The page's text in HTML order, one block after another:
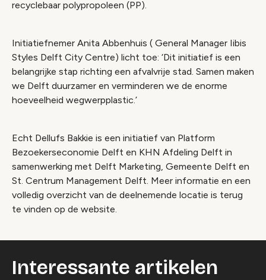
recyclebaar polypropoleen (PP).
Initiatiefnemer Anita Abbenhuis ( General Manager Iibis
Styles Delft City Centre) licht toe: ‘Dit initiatief is een
belangrijke stap richting een afvalvrije stad. Samen maken
we Delft duurzamer en verminderen we de enorme
hoeveelheid wegwerpplastic.’
Echt Dellufs Bakkie is een initiatief van Platform
Bezoekerseconomie Delft en KHN Afdeling Delft in
samenwerking met Delft Marketing, Gemeente Delft en
St. Centrum Management Delft. Meer informatie en een
volledig overzicht van de deelnemende locatie is terug
te vinden op de website.
Interessante artikelen